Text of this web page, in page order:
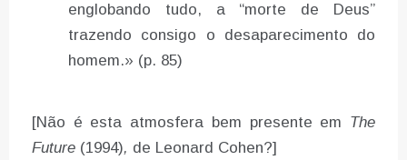
englobando tudo, a “morte de Deus”
trazendo consigo o desaparecimento do
homem.» (p. 85)
[Não é esta atmosfera bem presente em The
Future (1994), de Leonard Cohen?]